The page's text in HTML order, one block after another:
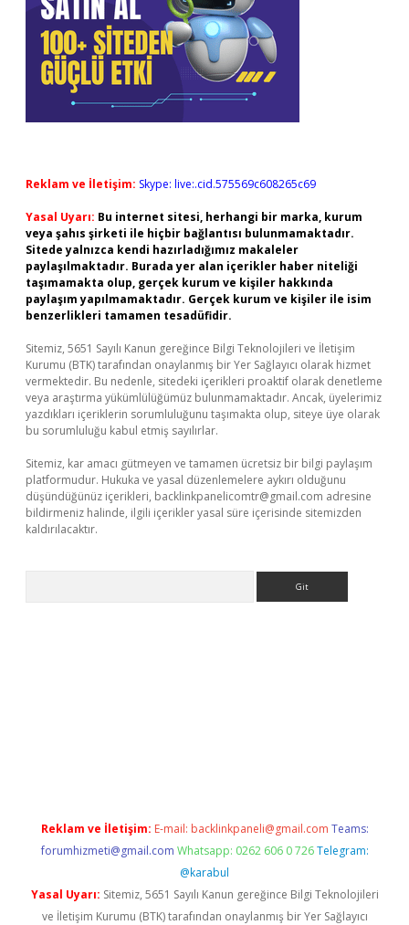
Reklam ve İletişim: Skype: live:.cid.575569c608265c69
Yasal Uyarı: Bu internet sitesi, herhangi bir marka, kurum
veya şahıs şirketi ile hiçbir bağlantısı bulunmamaktadır.
Sitede yalnızca kendi hazırladığımız makaleler
paylaşılmaktadır. Burada yer alan içerikler haber niteliği
taşımamakta olup, gerçek kurum ve kişiler hakkında
paylaşım yapılmamaktadır. Gerçek kurum ve kişiler ile isim
benzerlikleri tamamen tesadüfidir.
Sitemiz, 5651 Sayılı Kanun gereğince Bilgi Teknolojileri ve İletişim
Kurumu (BTK) tarafından onaylanmış bir Yer Sağlayıcı olarak hizmet
vermektedir. Bu nedenle, sitedeki içerikleri proaktif olarak denetleme
veya araştırma yükümlülüğümüz bulunmamaktadır. Ancak, üyelerimiz
yazdıkları içeriklerin sorumluluğunu taşımakta olup, siteye üye olarak
bu sorumluluğu kabul etmiş sayılırlar.
Sitemiz, kar amacı gütmeyen ve tamamen ücretsiz bir bilgi paylaşım
platformudur. Hukuka ve yasal düzenlemelere aykırı olduğunu
düşündüğünüz içerikleri, backlinkpanelicomtr@gmail.com adresine
bildirmeniz halinde, ilgili içerikler yasal süre içerisinde sitemizden
kaldırılacaktır.
Reklam ve İletişim: E-mail: backlinkpaneli@gmail.com Teams:
forumhizmeti@gmail.com Whatsapp: 0262 606 0 726 Telegram:
@karabul
Yasal Uyarı: Sitemiz, 5651 Sayılı Kanun gereğince Bilgi Teknolojileri
ve İletişim Kurumu (BTK) tarafından onaylanmış bir Yer Sağlayıcı